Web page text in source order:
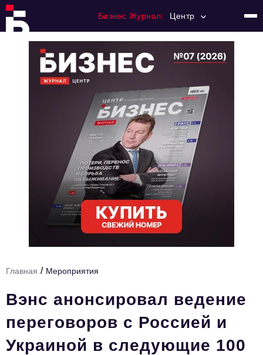
Бизнес Журнал: Центр
Регулирование
Премия "Тульский Бизнес"
История тульского предпринимательства
Тема номера
HR
Персона номера
Главная / Мероприятия
Вэнс анонсировал ведение
переговоров с Россией и
Украиной в следующие 100